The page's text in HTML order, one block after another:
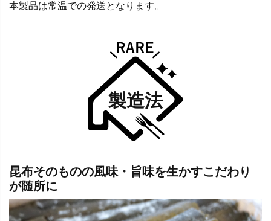
本製品は常温での発送となります。
製造法
昆布そのものの風味・旨味を生かすこだわり
が随所に